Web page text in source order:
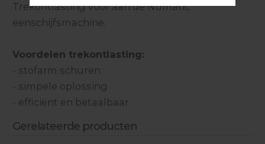
Trekontlasting voor aan de Numatic
eenschijfsmachine.
Voordelen trekontlasting:
- stofarm schuren
- simpele oplossing
- efficiënt en betaalbaar
Gerelateerde producten